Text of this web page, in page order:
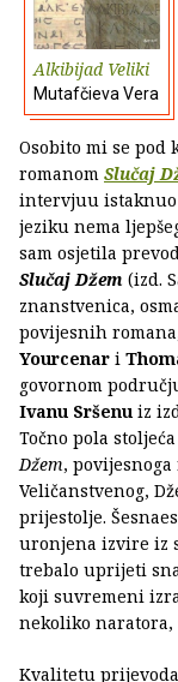
Alkibijad Veliki
Mutafčieva Vera
Osobito mi se pod
romanom Slučaj
intervjuu istaknuo
jeziku nema
sam osjetila
Slučaj Džem (izd.
znanstvenica,
povijesnih
Yourcenar i
govornom
Ivanu Sršenu iz
Točno pola
Džem,
Veličanstvenog,
prijestolje.
uronjena izvire iz
trebalo uprijeti
koji suvremeni
nekoliko naratora,
Kvalitetu